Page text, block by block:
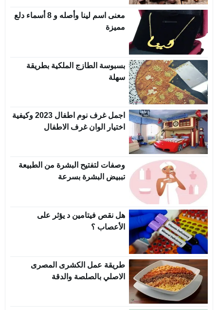
معنى اسم لينا وأصله و 8 أسماء دلع
مميزة
بسبوسة الطازج الملكية بطريقة
سهلة
اجمل غرف نوم اطفال 2023 وكيفية
اختيار الوان غرف الاطفال
وصفات لتفتيح البشرة من الطبيعة
تببيض البشرة بسرعة
هل نقص فيتامين د يؤثر على
الأعصاب ؟
طريقة عمل الكشرى المصرى
الاصلي بالصلصة والدقة